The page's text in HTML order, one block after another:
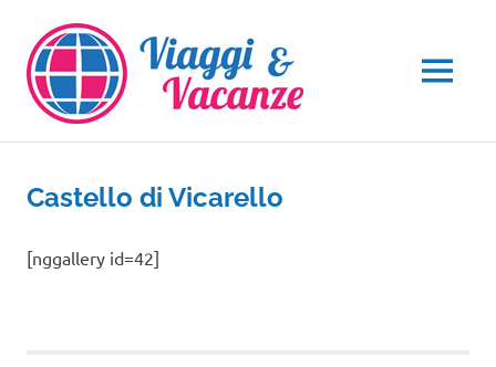
contenuto
MENU
Castello di Vicarello
[nggallery id=42]